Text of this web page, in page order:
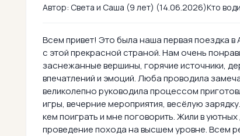
Автор: Света и Саша (9 лет) (14.06.2026)Кто
Всем привет! Это была наша первая поездка
с этой прекрасной страной. Нам очень
заснежанные вершины, горячие источники,
впечатлений и эмоций. Люба проводила
великолепно руководила процессом
игры, вечерние мероприятия, весёлую
кем поиграть и мне поговорить. Жили в
проведение похода на высшем уровне. Всем